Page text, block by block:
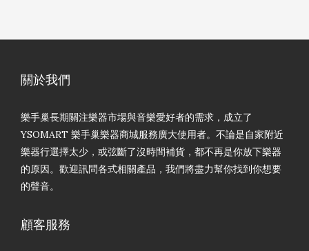
關於我們
樂手巢長期關注樂器市場與音樂愛好者的需求，成立了
YSOMART 樂手巢樂器商城服務廣大使用者。不論是自家附近
樂器行選擇太少，或弦斷了沒時間補貨，都不再是你放下樂器
的原因。歡迎訊問各式相關產品，我們將盡力幫你找到你想要
的聲音。
顧客服務